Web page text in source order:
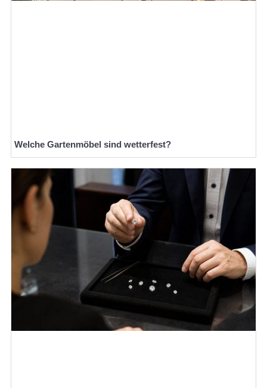
Welche Gartenmöbel sind wetterfest?